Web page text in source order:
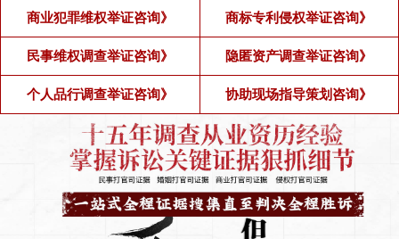
商业犯罪维权举证咨询》 商标专利侵权举证咨询》
民事维权调查举证咨询》 隐匿资产调查举证咨询》
个人品行调查举证咨询》 协助现场指导策划咨询》